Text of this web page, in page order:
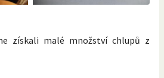
získali malé množství chlupů z